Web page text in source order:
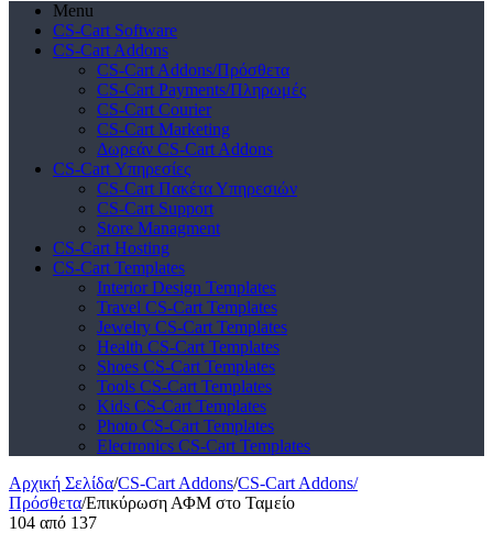
Menu
CS-Cart Software
CS-Cart Addons
CS-Cart Addons/Πρόσθετα
CS-Cart Payments/Πληρωμές
CS-Cart Courier
CS-Cart Marketing
Δωρεάν CS-Cart Addons
CS-Cart Υπηρεσίες
CS-Cart Πακέτα Υπηρεσιών
CS-Cart Support
Store Managment
CS-Cart Hosting
CS-Cart Templates
Interior Design Templates
Travel CS-Cart Templates
Jewelry CS-Cart Templates
Health CS-Cart Templates
Shoes CS-Cart Templates
Tools CS-Cart Templates
Kids CS-Cart Templates
Photo CS-Cart Templates
Electronics CS-Cart Templates
Αρχική Σελίδα/CS-Cart Addons/CS-Cart Addons/
Πρόσθετα/Επικύρωση ΑΦΜ στο Ταμείο
104 από 137